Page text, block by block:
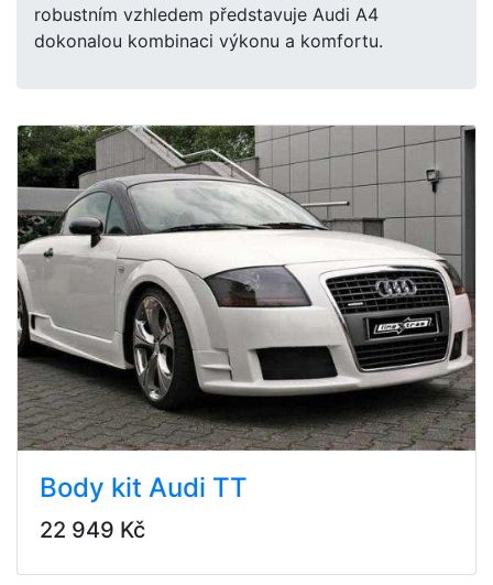
robustním vzhledem představuje Audi A4
dokonalou kombinaci výkonu a komfortu.
Body kit Audi TT
22 949 Kč